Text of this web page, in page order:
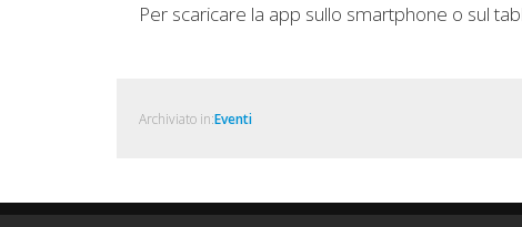
Per scaricare la app sullo smartphone o sul
Archiviato in:Eventi